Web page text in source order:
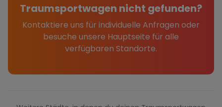
Traumsportwagen nicht gefunden?
Kontaktiere uns für individuelle Anfragen oder
besuche unsere Hauptseite für alle
verfügbaren Standorte.